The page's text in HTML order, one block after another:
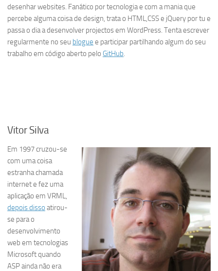
desenhar websites. Fanático por tecnologia e com a mania que
percebe alguma coisa de design, trata o HTML,CSS e jQuery por tu e
passa o dia a desenvolver projectos em WordPress. Tenta escrever
regularmente no seu blogue e participar partilhando algum do seu
trabalho em código aberto pelo GitHub.
Vitor Silva
Em 1997 cruzou-se
com uma coisa
estranha chamada
internet e fez uma
aplicação em VRML,
depois disso atirou-
se para o
desenvolvimento
web em tecnologias
Microsoft quando
ASP ainda não era